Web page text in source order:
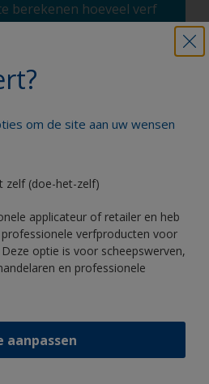
berekenen hoeveel verf
dat u gebruikt en
hoeveelheid
om de site aan uw wensen
zelf (doe-het-zelf)
applicateur of retailer en heb
verfproducten voor
optie is voor scheepswerven,
en professionele
aanpassen
als een echte